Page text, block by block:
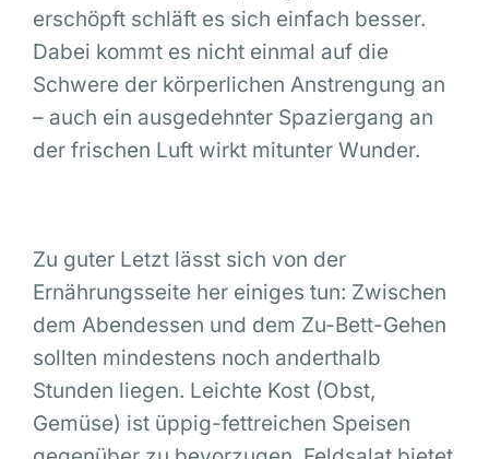
erschöpft schläft es sich einfach besser.
Dabei kommt es nicht einmal auf die
Schwere der körperlichen Anstrengung an
– auch ein ausgedehnter Spaziergang an
der frischen Luft wirkt mitunter Wunder.
Zu guter Letzt lässt sich von der
Ernährungsseite her einiges tun: Zwischen
dem Abendessen und dem Zu-Bett-Gehen
sollten mindestens noch anderthalb
Stunden liegen. Leichte Kost (Obst,
Gemüse) ist üppig-fettreichen Speisen